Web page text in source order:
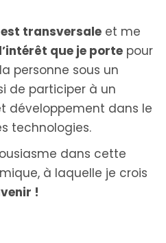
transversale et me
que je porte pour
personne sous un
de participer à un
développement dans le
technologies.
dans cette
à laquelle je crois
!